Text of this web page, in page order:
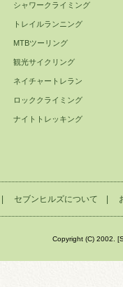
シャワークライミング
トレイルランニング
MTBツーリング
観光サイクリング
ネイチャートレラン
ロッククライミング
ナイトトレッキング
セブンヒルズについて
Copyright (C) 2002.